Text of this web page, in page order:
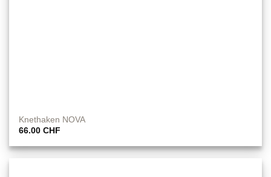
Knethaken NOVA
66.00CHF